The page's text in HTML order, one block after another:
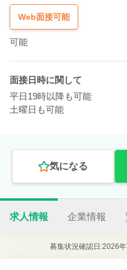
Web面接可能
可能
面接日時に関して
平日19時以降も可能
土曜日も可能
気になる
求人情報 企業情報
募集状況確認日:2026